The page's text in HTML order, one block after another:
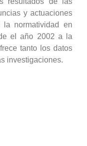
y actuaciones
normatividad en
el año 2002 a la
tanto los datos
investigaciones.